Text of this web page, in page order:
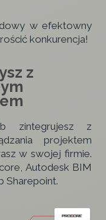
w efektowny
konkurencja!
z
zintegrujesz z
projektem
w swojej firmie.
Autodesk BIM
Sharepoint.